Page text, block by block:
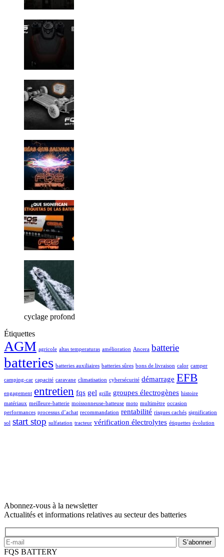
cyclage profond
Étiquettes
AGM agricole altas temperaturas amélioration Ancera batterie
batteries batteries auxiliaires batteries sûres bons de livraison calor camper
camping-car capacité caravane climatisation cybersécurité démarrage EFB
engagement entretien fqs gel grille groupes électrogènes histoire
matériaux meilleure-batterie moissonneuse-batteuse moto multimètre occasion
performances processus d’achat recommandation rentabilité risques cachés signification
sol start stop sulfatation tracteur vérification électrolytes étiquettes évolution
Abonnez-vous à la newsletter
Actualités et informations relatives au secteur des batteries
S’abonner
FQS BATTERY